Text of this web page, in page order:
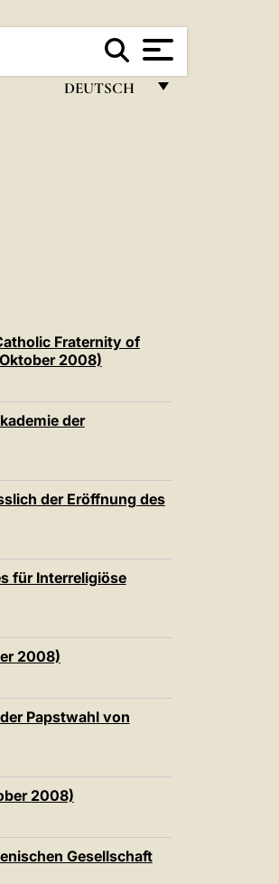
DEUTSCH
POLSKI
العربيّة
中文
Fraternity of
2008)
der
der Eröffnung des
für Interreligiöse
2008)
Papstwahl von
2008)
Gesellschaft